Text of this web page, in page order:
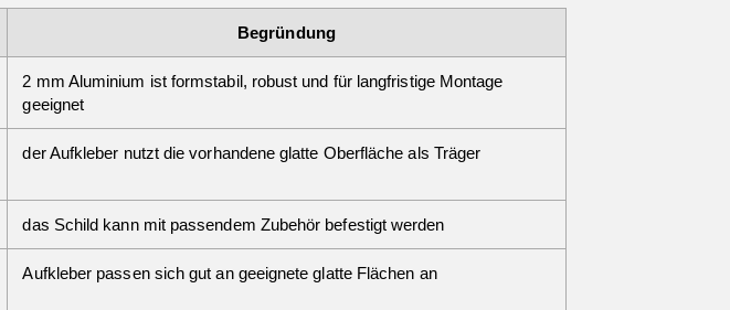
Begründung
2 mm Aluminium ist formstabil, robust und für langfristige Montage
geeignet
der Aufkleber nutzt die vorhandene glatte Oberfläche als Träger
das Schild kann mit passendem Zubehör befestigt werden
Aufkleber passen sich gut an geeignete glatte Flächen an